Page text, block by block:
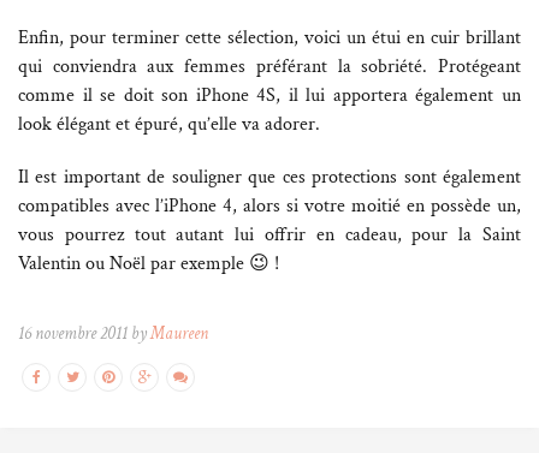
Enfin, pour terminer cette sélection, voici un étui en cuir brillant
qui conviendra aux femmes préférant la sobriété. Protégeant
comme il se doit son iPhone 4S, il lui apportera également un
look élégant et épuré, qu’elle va adorer.
Il est important de souligner que ces protections sont également
compatibles avec l’iPhone 4, alors si votre moitié en possède un,
vous pourrez tout autant lui offrir en cadeau, pour la Saint
Valentin ou Noël par exemple 😉 !
16 novembre 2011 byMaureen